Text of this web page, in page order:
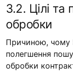
3.2. Цілі та
обробки
Причиною, чому
полегшення
обробки